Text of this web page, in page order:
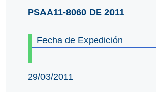
PSAA11-8060 DE 2011
Fecha de Expedición
29/03/2011